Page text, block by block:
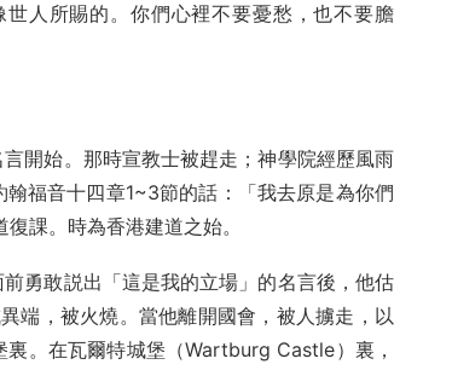
人所賜的。你們心裡不要憂愁，也不要膽
開始。那時宣教士被趕走；神學院經歷風雨
福音十四章1~3節的話：「我去原是為你們
課。時為香港建道之始。
勇敢説出「這是我的立場」的名言後，他估
端，被火燒。當他離開國會，被人擄走，以
。在瓦爾特城堡（Wartburg Castle）裏，